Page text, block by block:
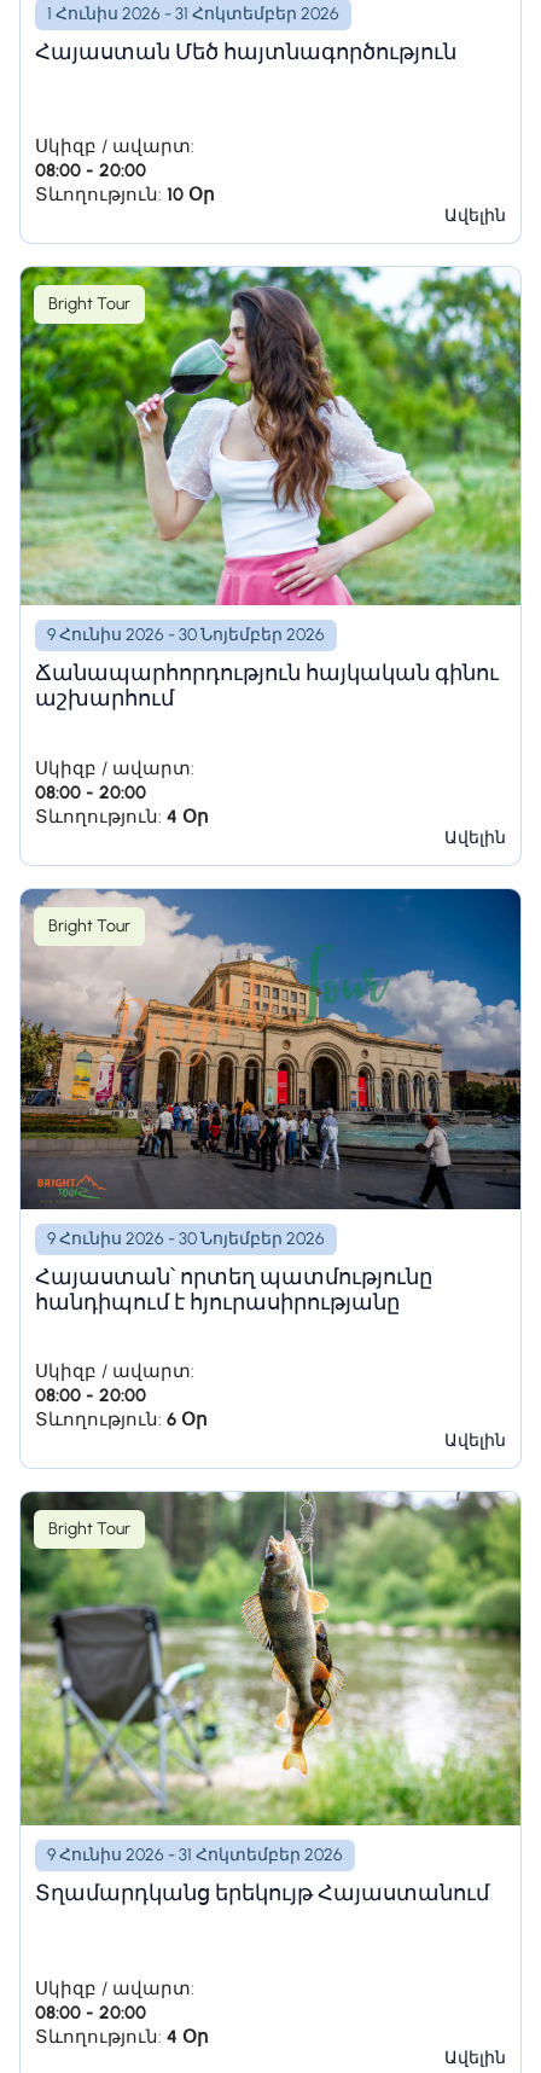
1 Հունիս 2026 - 31 Հոկտեմբեր 2026
Հայաստան Մեծ հայտնագործություն
Սկիզբ / ավարտ:
08:00 - 20:00
Տևողություն: 10 Օր
Ավելին
Bright Tour
9 Հունիս 2026 - 30 Նոյեմբեր 2026
Ճանապարհորդություն հայկական գինու
աշխարհում
Սկիզբ / ավարտ:
08:00 - 20:00
Տևողություն: 4 Օր
Ավելին
Bright Tour
9 Հունիս 2026 - 30 Նոյեմբեր 2026
Հայաստան՝ որտեղ պատմությունը
հանդիպում է հյուրասիրությանը
Սկիզբ / ավարտ:
08:00 - 20:00
Տևողություն: 6 Օր
Ավելին
Bright Tour
9 Հունիս 2026 - 31 Հոկտեմբեր 2026
Տղամարդկանց երեկույթ Հայաստանում
Սկիզբ / ավարտ:
08:00 - 20:00
Տևողություն: 4 Օր
Ավելին